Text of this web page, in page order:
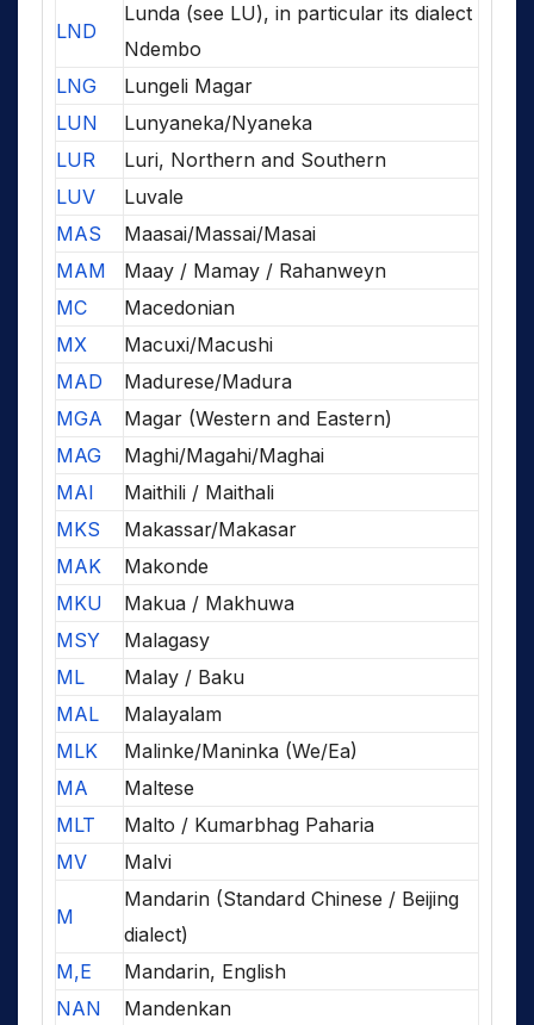
LND
Lunda (see LU), in particular its dialect
Ndembo
LNG
Lungeli Magar
LUN
Lunyaneka/Nyaneka
LUR
Luri, Northern and Southern
LUV
Luvale
MAS
Maasai/Massai/Masai
MAM
Maay / Mamay / Rahanweyn
MC
Macedonian
MX
Macuxi/Macushi
MAD
Madurese/Madura
MGA
Magar (Western and Eastern)
MAG
Maghi/Magahi/Maghai
MAI
Maithili / Maithali
MKS
Makassar/Makasar
MAK
Makonde
MKU
Makua / Makhuwa
MSY
Malagasy
ML
Malay / Baku
MAL
Malayalam
MLK
Malinke/Maninka (We/Ea)
MA
Maltese
MLT
Malto / Kumarbhag Paharia
MV
Malvi
M
Mandarin (Standard Chinese / Beijing
dialect)
M,E
Mandarin, English
NAN
Mandenkan